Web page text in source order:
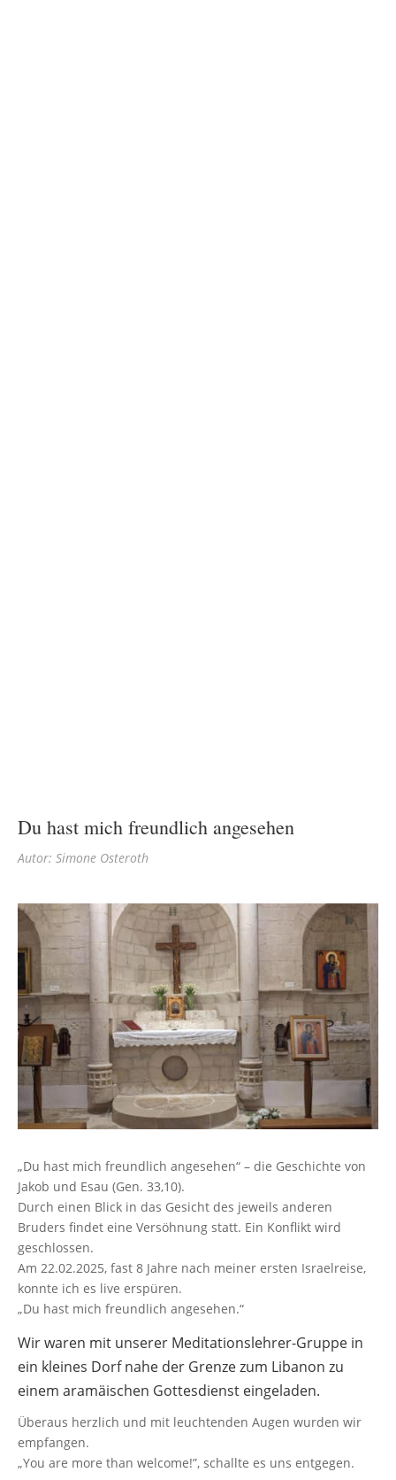
Du hast mich freundlich angesehen
Autor: Simone Osteroth
„Du hast mich freundlich angesehen“ – die Geschichte von
Jakob und Esau (Gen. 33,10).
Durch einen Blick in das Gesicht des jeweils anderen
Bruders findet eine Versöhnung statt. Ein Konflikt wird
geschlossen.
Am 22.02.2025, fast 8 Jahre nach meiner ersten Israelreise,
konnte ich es live erspüren.
„Du hast mich freundlich angesehen.“
Wir waren mit unserer Meditationslehrer-Gruppe in
ein kleines Dorf nahe der Grenze zum Libanon zu
einem aramäischen Gottesdienst eingeladen.
Überaus herzlich und mit leuchtenden Augen wurden wir
empfangen.
„You are more than welcome!”, schallte es uns entgegen.